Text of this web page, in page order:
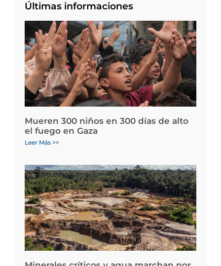
Últimas informaciones
Mueren 300 niños en 300 días de alto
el fuego en Gaza
Leer Más >>